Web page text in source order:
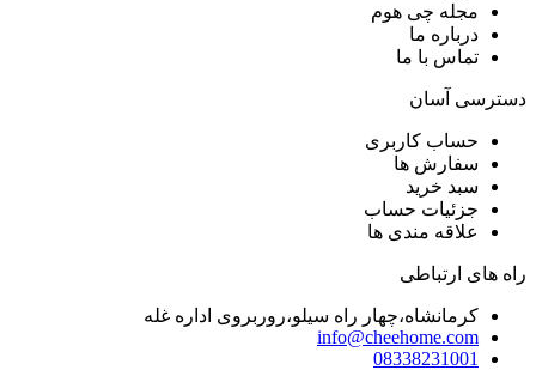
مجله چی هوم
درباره ما
تماس با ما
دسترسی آسان
حساب کاربری
سفارش ها
سبد خرید
جزئیات حساب
علاقه مندی ها
راه های ارتباطی
کرمانشاه،چهار راه سیلو،روربروی اداره غله
info@cheehome.com
08338231001